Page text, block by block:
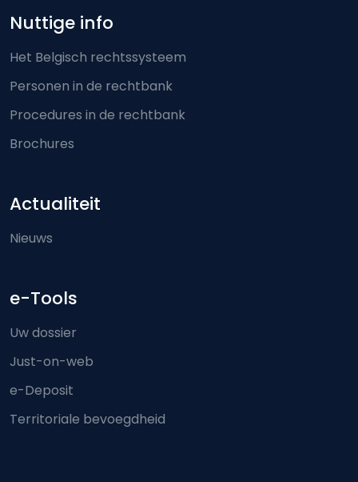
Nuttige info
Het Belgisch rechtssysteem
Personen in de rechtbank
Procedures in de rechtbank
Brochures
Actualiteit
Nieuws
e-Tools
Uw dossier
Just-on-web
e-Deposit
Territoriale bevoegdheid